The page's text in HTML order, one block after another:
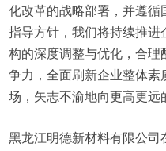
化改革的战略部署，并遵循
指导方针，我们将持续推
构的深度调整与优化，合
争力，全面刷新企业整体
场，矢志不渝地向更高更远
黑龙江明德新材料有限公司